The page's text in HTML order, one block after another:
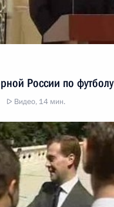
России по футболу
Видео, 14 мин.